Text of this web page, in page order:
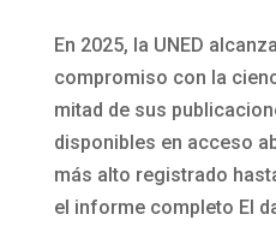
En 2025, la UNED
compromiso con la
mitad de sus
disponibles en acceso
más alto registrado
el informe completo El